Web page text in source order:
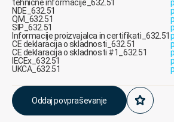
tehnične informacije_632.51
NDE_632.51
QM_632.51
SIP_632.51
Informacije proizvajalca in certifikati_632.51
CE deklaracija o skladnosti_632.51
CE deklaracija o skladnosti #1_632.51
IECEx_632.51
UKCA_632.51
Oddaj povpraševanje